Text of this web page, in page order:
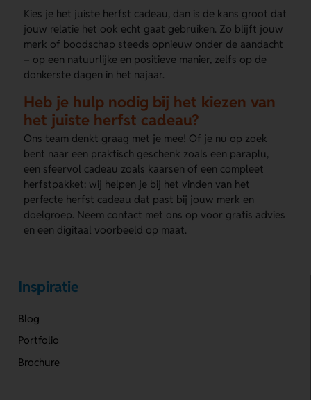
Kies je het juiste herfst cadeau, dan is de kans groot dat
jouw relatie het ook echt gaat gebruiken. Zo blijft jouw
merk of boodschap steeds opnieuw onder de aandacht
– op een natuurlijke en positieve manier, zelfs op de
donkerste dagen in het najaar.
Heb je hulp nodig bij het kiezen van
het juiste herfst cadeau?
Ons team denkt graag met je mee! Of je nu op zoek
bent naar een praktisch geschenk zoals een paraplu,
een sfeervol cadeau zoals kaarsen of een compleet
herfstpakket: wij helpen je bij het vinden van het
perfecte herfst cadeau dat past bij jouw merk en
doelgroep. Neem contact met ons op voor gratis advies
en een digitaal voorbeeld op maat.
Inspiratie
Blog
Portfolio
Brochure